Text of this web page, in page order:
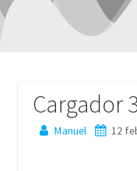
Cargador
Manuel 12
Navegación
de